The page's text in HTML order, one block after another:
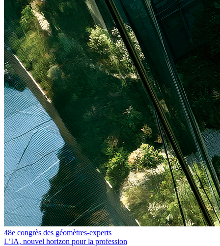
48e congrès des géomètres-experts
L’IA, nouvel horizon pour la profession